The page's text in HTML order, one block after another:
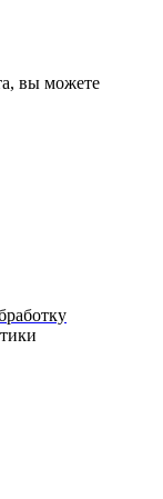
вы можете